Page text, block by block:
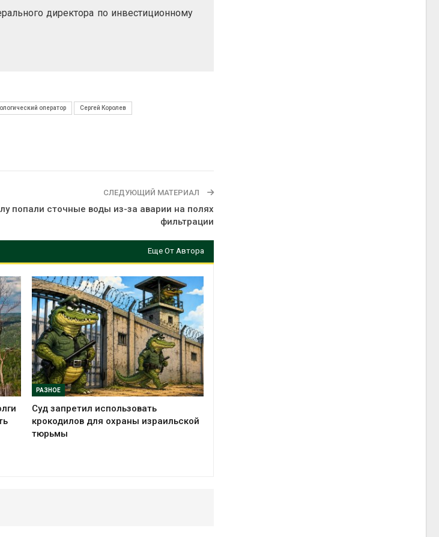
директора по инвестиционному
оператор Сергей Королев
СЛЕДУЮЩИЙ МАТЕРИАЛ
попали сточные воды из-за аварии на полях
фильтрации
Еще От Автора
РАЗНОЕ
Суд запретил использовать
крокодилов для охраны израильской
тюрьмы